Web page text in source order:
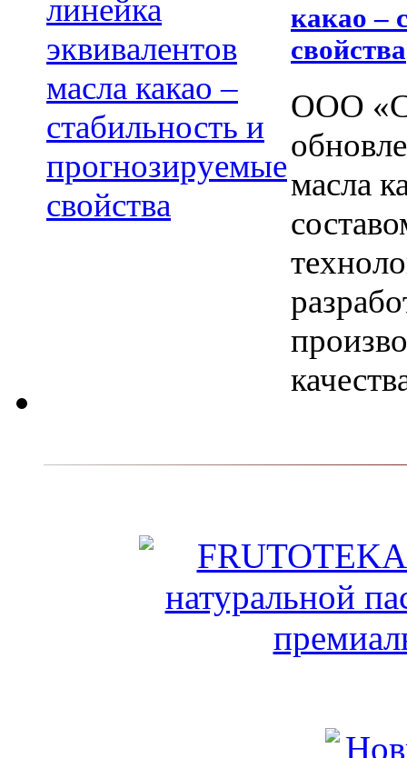
какао –
свойства
ООО
масла